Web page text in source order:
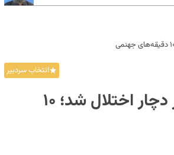
انتخاب سردبیر
اینترنت کشور برای سومین بار در ماه‌های اخیر دچار اختلال شد؛ ۱۰